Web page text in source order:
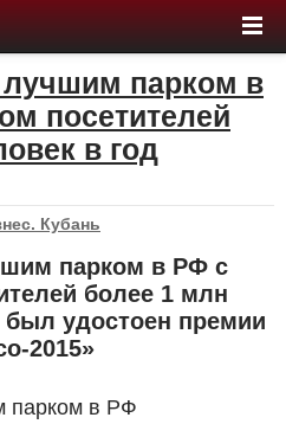
лучшим парком в
посетителей
в год
Кубань
парком в РФ с
более 1 млн
был удостоен премии
2015»
парком в РФ